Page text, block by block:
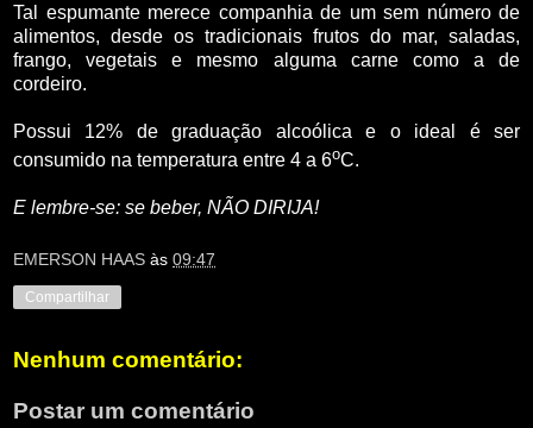
Tal espumante merece companhia de um sem número de
alimentos, desde os tradicionais frutos do mar, saladas,
frango, vegetais e mesmo alguma carne como a de
cordeiro.
Possui 12% de graduação alcoólica e o ideal é ser
consumido na temperatura entre 4 a 6oC.
E lembre-se: se beber, NÃO DIRIJA!
EMERSON HAAS às 09:47
Compartilhar
Nenhum comentário:
Postar um comentário